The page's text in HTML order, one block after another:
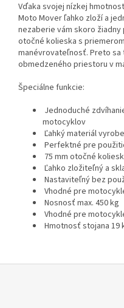
Vďaka svojej nízkej
Moto Mover ľahko zloží a
nezaberie vám skoro
otočné kolieska s
manévrovateľnosť. Preto sa
obmedzeného priestoru v
Špeciálne funkcie:
Jednoduché
motocyklov
Ľahký materiál
Perfektné pre
75 mm otočné
Ľahko zložiteľný a
Nastaviteľný bez
Vhodné pre
Nosnosť max. 450 kg
Vhodné pre
Hmotnosť stojana 19